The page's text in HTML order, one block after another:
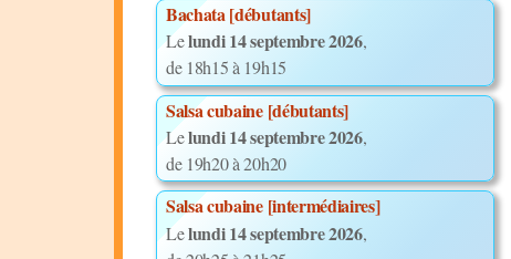
Bachata [débutants]
Lelundi 14 septembre 2026,
de 18h15 à 19h15
Salsa cubaine [débutants]
Lelundi 14 septembre 2026,
de 19h20 à 20h20
Salsa cubaine [intermédiaires]
Lelundi 14 septembre 2026,